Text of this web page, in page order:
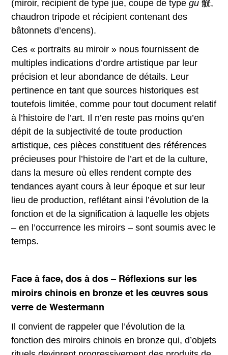
(miroir, récipient de type jue, coupe de typegu 觥,
chaudron tripode et récipient contenant des
bâtonnets d’encens).
Ces « portraits au miroir » nous fournissent de
multiples indications d’ordre artistique par leur
précision et leur abondance de détails. Leur
pertinence en tant que sources historiques est
toutefois limitée, comme pour tout document relatif
à l’histoire de l’art. Il n’en reste pas moins qu’en
dépit de la subjectivité de toute production
artistique, ces pièces constituent des références
précieuses pour l’histoire de l’art et de la culture,
dans la mesure où elles rendent compte des
tendances ayant cours à leur époque et sur leur
lieu de production, reflétant ainsi l’évolution de la
fonction et de la signification à laquelle les objets
– en l’occurrence les miroirs – sont soumis avec le
temps.
Face à face, dos à dos – Réflexions sur les
miroirs chinois en bronze et les œuvres sous
verre de Westermann
Il convient de rappeler que l’évolution de la
fonction des miroirs chinois en bronze qui, d’objets